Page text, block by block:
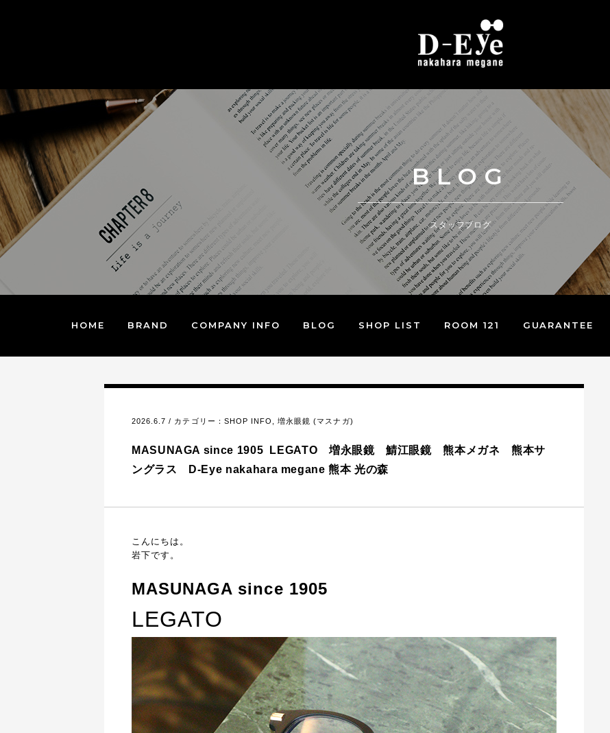
BLOG
スタッフブログ
HOME BRAND COMPANY INFO BLOG SHOP LIST ROOM 121 GUARANTEE
2026.6.7 / カテゴリー： SHOP INFO ,増永眼鏡 (マスナガ)
MASUNAGA since 1905 LEGATO 増永眼鏡 鯖江眼鏡 熊本メガネ 熊本サ
ングラス D-Eye nakahara megane 熊本 光の森
こんにちは。
岩下です。
MASUNAGA since 1905
LEGATO